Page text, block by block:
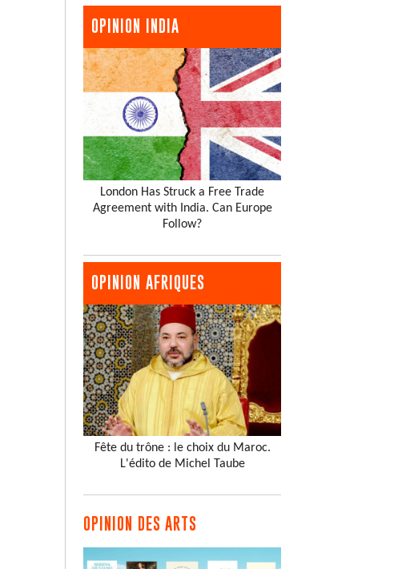
OPINION INDIA
London Has Struck a Free Trade
Agreement with India. Can Europe
Follow?
OPINION AFRIQUES
Fête du trône : le choix du Maroc.
L'édito de Michel Taube
OPINION DES ARTS